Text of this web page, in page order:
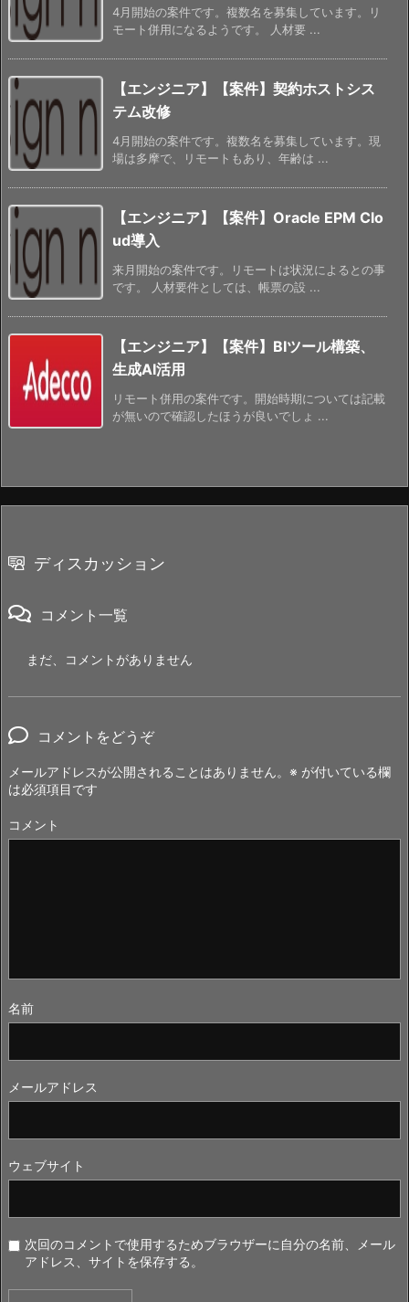
4月開始の案件です。複数名を募集しています。リ
モート併用になるようです。 人材要 ...
【エンジニア】【案件】契約ホストシス
テム改修
4月開始の案件です。複数名を募集しています。現
場は多摩で、リモートもあり、年齢は ...
【エンジニア】【案件】Oracle EPM Clo
ud導入
来月開始の案件です。リモートは状況によるとの事
です。 人材要件としては、帳票の設 ...
【エンジニア】【案件】BIツール構築、
生成AI活用
リモート併用の案件です。開始時期については記載
が無いので確認したほうが良いでしょ ...
ディスカッション
コメント一覧
まだ、コメントがありません
コメントをどうぞ
メールアドレスが公開されることはありません。 ※ が付いている欄
は必須項目です
コメント
名前
メールアドレス
ウェブサイト
次回のコメントで使用するためブラウザーに自分の名前、メール
アドレス、サイトを保存する。